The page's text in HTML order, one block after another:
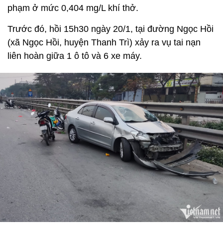
phạm ở mức 0,404 mg/L khí thở.
Trước đó, hồi 15h30 ngày 20/1, tại đường Ngọc Hồi
(xã Ngọc Hồi, huyện Thanh Trì) xảy ra vụ tai nạn
liên hoàn giữa 1 ô tô và 6 xe máy.